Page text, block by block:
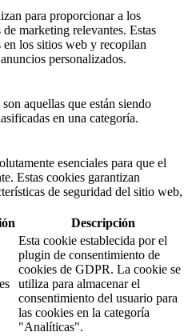
para proporcionar a los
marketing relevantes. Estas
en los sitios web y recopilan
personalizados.
aquellas que están siendo
en una categoría.
esenciales para que el
Estas cookies garantizan
de seguridad del sitio web,
Descripción
Esta cookie establecida por el
plugin de consentimiento de
cookies de GDPR. La cookie se
utiliza para almacenar el
consentimiento del usuario para
las cookies en la categoría
"Analíticas".